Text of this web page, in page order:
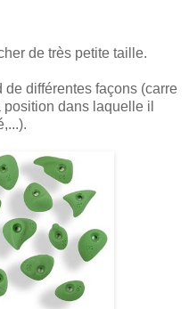
de très petite taille.
de différentes façons (carre
dans laquelle il